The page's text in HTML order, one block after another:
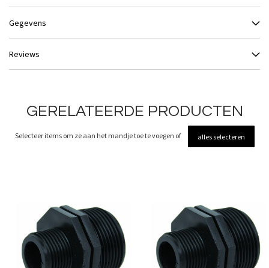
Gegevens
Reviews
GERELATEERDE PRODUCTEN
Selecteer items om ze aan het mandje toe te voegen of alles selecteren